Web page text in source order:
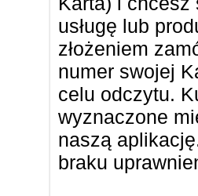
usługę lub
złożeniem
numer swojej
celu odczytu.
wyznaczone
naszą
braku